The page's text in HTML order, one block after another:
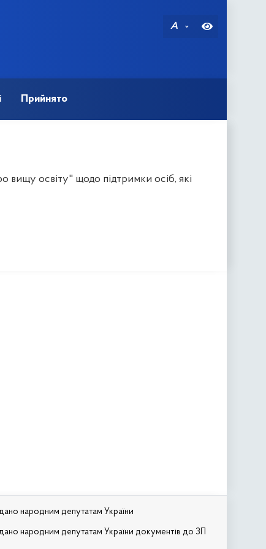
A
Прийнято
вищу освіту" щодо підтримки осіб, які
народним депутатам України
народним депутатам України документів до ЗП